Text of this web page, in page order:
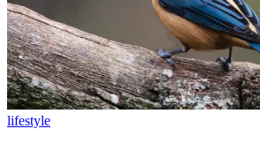
Flamengo
lifestyle